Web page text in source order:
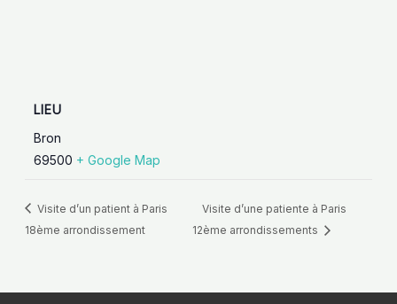
LIEU
Bron
69500 + Google Map
Visite d’un patient à Paris
18ème arrondissement
Visite d’une patiente à Paris
12ème arrondissements